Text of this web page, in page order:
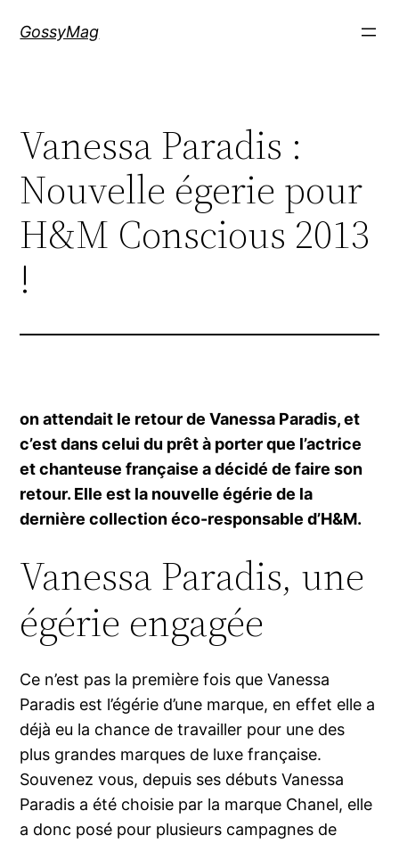
GossyMag
Vanessa Paradis :
Nouvelle égerie pour
H&M Conscious 2013
!
on attendait le retour de Vanessa Paradis, et
c’est dans celui du prêt à porter que l’actrice
et chanteuse française a décidé de faire son
retour. Elle est la nouvelle égérie de la
dernière collection éco-responsable d’H&M.
Vanessa Paradis, une
égérie engagée
Ce n’est pas la première fois que Vanessa
Paradis est l’égérie d’une marque, en effet elle a
déjà eu la chance de travailler pour une des
plus grandes marques de luxe française.
Souvenez vous, depuis ses débuts Vanessa
Paradis a été choisie par la marque Chanel, elle
a donc posé pour plusieurs campagnes de